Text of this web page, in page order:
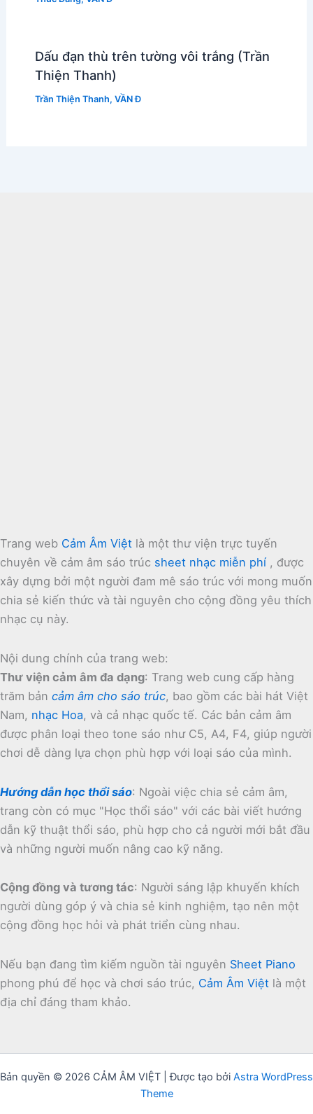
Dấu đạn thù trên tường vôi trắng (Trần
Thiện Thanh)
Trần Thiện Thanh, VẦN Đ
Trang web Cảm Âm Việt là một thư viện trực tuyến
chuyên về cảm âm sáo trúc sheet nhạc miễn phí , được
xây dựng bởi một người đam mê sáo trúc với mong muốn
chia sẻ kiến thức và tài nguyên cho cộng đồng yêu thích
nhạc cụ này.
Nội dung chính của trang web:
Thư viện cảm âm đa dạng: Trang web cung cấp hàng
trăm bản cảm âm cho sáo trúc, bao gồm các bài hát Việt
Nam, nhạc Hoa, và cả nhạc quốc tế. Các bản cảm âm
được phân loại theo tone sáo như C5, A4, F4, giúp người
chơi dễ dàng lựa chọn phù hợp với loại sáo của mình.
Hướng dẫn học thổi sáo: Ngoài việc chia sẻ cảm âm,
trang còn có mục "Học thổi sáo" với các bài viết hướng
dẫn kỹ thuật thổi sáo, phù hợp cho cả người mới bắt đầu
và những người muốn nâng cao kỹ năng.
Cộng đồng và tương tác: Người sáng lập khuyến khích
người dùng góp ý và chia sẻ kinh nghiệm, tạo nên một
cộng đồng học hỏi và phát triển cùng nhau.
Nếu bạn đang tìm kiếm nguồn tài nguyên Sheet Piano
phong phú để học và chơi sáo trúc, Cảm Âm Việt là một
địa chỉ đáng tham khảo.
Bản quyền © 2026 CẢM ÂM VIỆT | Được tạo bởi Astra WordPress
Theme